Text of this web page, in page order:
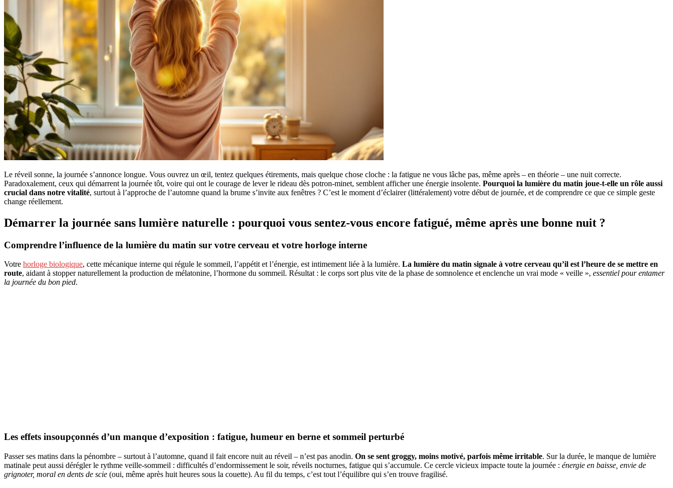
Le réveil sonne, la journée s’annonce longue. Vous ouvrez un œil, tentez quelques étirements, mais quelque chose cloche : la fatigue ne vous lâche pas, même après – en théorie – une nuit correcte.
Paradoxalement, ceux qui démarrent la journée tôt, voire qui ont le courage de lever le rideau dès potron-minet, semblent afficher une énergie insolente. Pourquoi la lumière du matin joue-t-elle un rôle aussi
crucial dans notre vitalité, surtout à l’approche de l’automne quand la brume s’invite aux fenêtres ? C’est le moment d’éclairer (littéralement) votre début de journée, et de comprendre ce que ce simple geste
change réellement.
Démarrer la journée sans lumière naturelle : pourquoi vous sentez-vous encore fatigué, même après une bonne nuit ?
Comprendre l’influence de la lumière du matin sur votre cerveau et votre horloge interne
Votre horloge biologique, cette mécanique interne qui régule le sommeil, l’appétit et l’énergie, est intimement liée à la lumière. La lumière du matin signale à votre cerveau qu’il est l’heure de se mettre en
route, aidant à stopper naturellement la production de mélatonine, l’hormone du sommeil. Résultat : le corps sort plus vite de la phase de somnolence et enclenche un vrai mode « veille », essentiel pour entamer
la journée du bon pied.
Les effets insoupçonnés d’un manque d’exposition : fatigue, humeur en berne et sommeil perturbé
Passer ses matins dans la pénombre – surtout à l’automne, quand il fait encore nuit au réveil – n’est pas anodin. On se sent groggy, moins motivé, parfois même irritable. Sur la durée, le manque de lumière
matinale peut aussi dérégler le rythme veille-sommeil : difficultés d’endormissement le soir, réveils nocturnes, fatigue qui s’accumule. Ce cercle vicieux impacte toute la journée : énergie en baisse, envie de
grignoter, moral en dents de scie (oui, même après huit heures sous la couette). Au fil du temps, c’est tout l’équilibre qui s’en trouve fragilisé.